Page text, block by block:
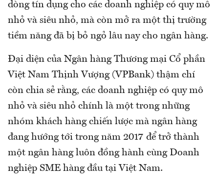
dòng tín dụng cho các doanh nghiệp có quy mô
nhỏ và siêu nhỏ, mà còn mở ra một thị trường
tiềm năng đã bị bỏ ngỏ lâu nay cho ngân hàng.
Đại diện của Ngân hàng Thương mại Cổ phần
Việt Nam Thịnh Vượng (VPBank) thậm chí
còn chia sẻ rằng, các doanh nghiệp có quy mô
nhỏ và siêu nhỏ chính là một trong những
nhóm khách hàng chiến lược mà ngân hàng
đang hướng tới trong năm 2017 để trở thành
một ngân hàng luôn đồng hành cùng Doanh
nghiệp SME hàng đầu tại Việt Nam.